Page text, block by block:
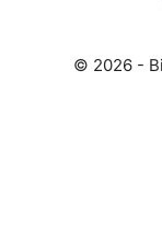
© 2026 -